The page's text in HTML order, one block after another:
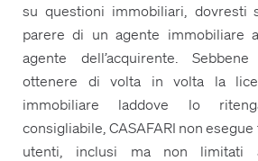
su questioni immobiliari, dovresti
parere di un agente immobiliare
agente dell’acquirente.
ottenere di volta in volta la
immobiliare laddove lo
consigliabile, CASAFARI non
utenti, inclusi ma non limitati